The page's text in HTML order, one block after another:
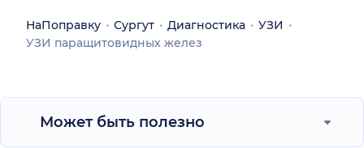
НаПоправку Сургут Диагностика
УЗИ
УЗИ паращитовидных желез
Может быть полезно